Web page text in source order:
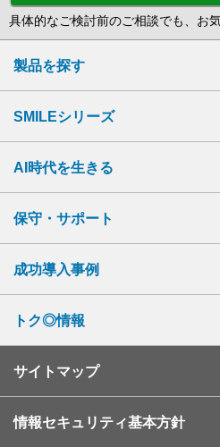
具体的なご検討前のご相談でも、お
製品を探す
SMILEシリーズ
AI時代を生きる
保守・サポート
成功導入事例
トク◎情報
サイトマップ
情報セキュリティ基本方針